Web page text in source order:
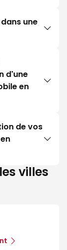
une
d'une
en
de vos
villes